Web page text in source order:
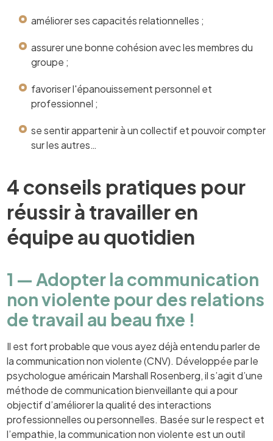
améliorer ses capacités relationnelles ;
assurer une bonne cohésion avec les membres du
groupe ;
favoriser l'épanouissement personnel et
professionnel ;
se sentir appartenir à un collectif et pouvoir compter
sur les autres…
4 conseils pratiques pour
réussir à travailler en
équipe au quotidien
1 — Adopter la communication
non violente pour des relations
de travail au beau fixe !
Il est fort probable que vous ayez déjà entendu parler de
la communication non violente (CNV). Développée par le
psychologue américain Marshall Rosenberg, il s’agit d’une
méthode de communication bienveillante qui a pour
objectif d’améliorer la qualité des interactions
professionnelles ou personnelles. Basée sur le respect et
l’empathie, la communication non violente est un outil